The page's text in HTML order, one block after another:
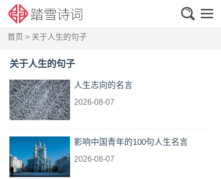
首页 > 关于人生的句子
关于人生的句子
人生志向的名言
2026-08-07
影响中国青年的100句人生名言
2026-08-07